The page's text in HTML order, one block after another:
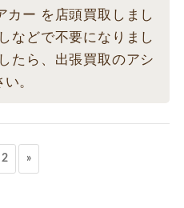
カー を店頭買取しまし
などで不要になりまし
たら、出張買取のアシ
。
2 »